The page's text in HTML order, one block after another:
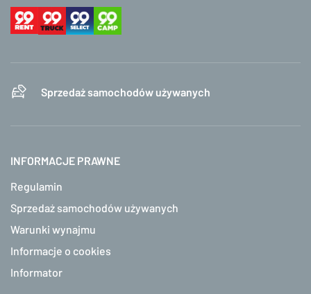
Sprzedaż samochodów używanych
INFORMACJE PRAWNE
Regulamin
Sprzedaż samochodów używanych
Warunki wynajmu
Informacje o cookies
Informator